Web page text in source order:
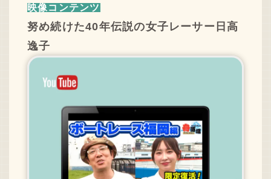
映像コンテンツ
努め続けた40年伝説の女子レーサー日高
逸子